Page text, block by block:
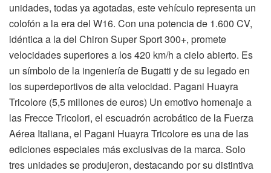
unidades, todas ya agotadas, este vehículo representa un
colofón a la era del W16. Con una potencia de 1.600 CV,
idéntica a la del Chiron Super Sport 300+, promete
velocidades superiores a los 420 km/h a cielo abierto. Es
un símbolo de la ingeniería de Bugatti y de su legado en
los superdeportivos de alta velocidad. Pagani Huayra
Tricolore (5,5 millones de euros) Un emotivo homenaje a
las Frecce Tricolori, el escuadrón acrobático de la Fuerza
Aérea Italiana, el Pagani Huayra Tricolore es una de las
ediciones especiales más exclusivas de la marca. Solo
tres unidades se produjeron, destacando por su distintiva